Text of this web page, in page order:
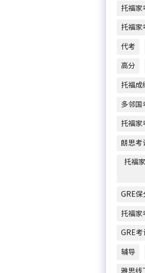
托福家
托福家
代考
高分
托福成
多邻国
托福家
朗思考
托福
GRE
托福家
GRE考
辅导
雅思线